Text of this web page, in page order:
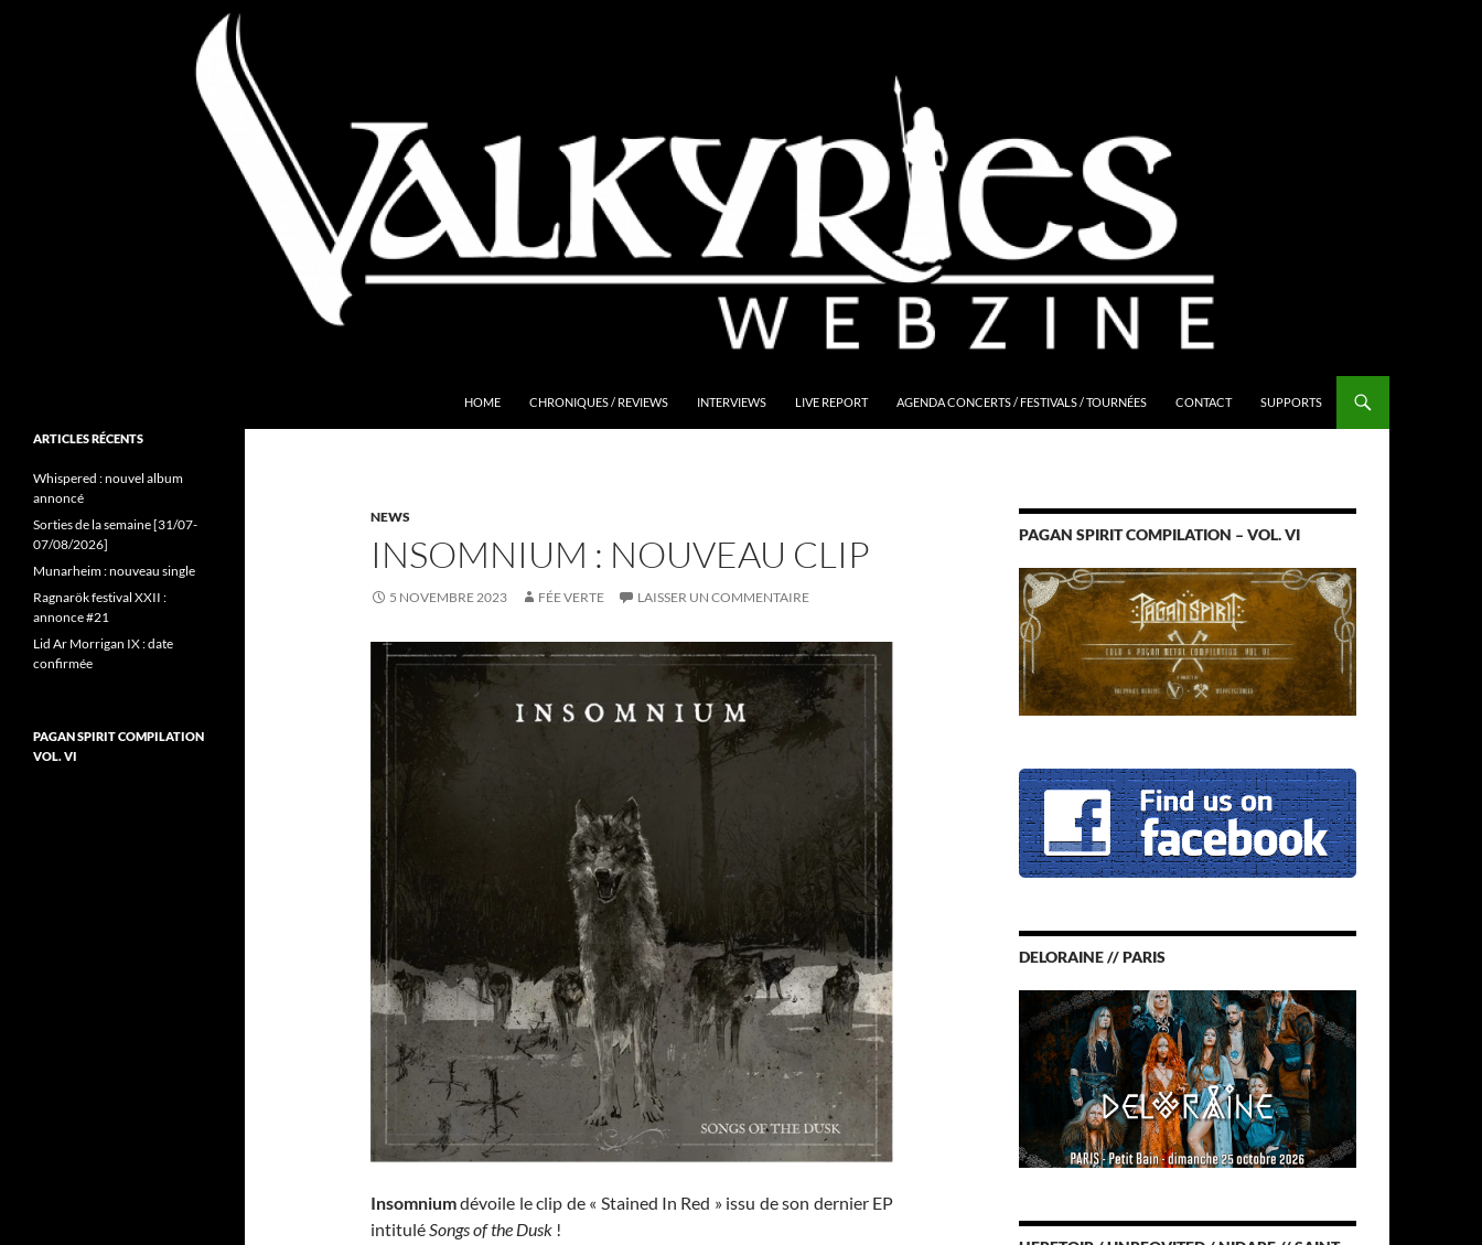
HOME CHRONIQUES / REVIEWS INTERVIEWS LIVE REPORT AGENDA CONCERTS / FESTIVALS / TOURNÉES CONTACT SUPPORTS
NEWS
INSOMNIUM : NOUVEAU CLIP
5 NOVEMBRE 2023 FÉE VERTE LAISSER UN COMMENTAIRE
Insomniumdévoile le clip de « Stained In Red » issu de son dernier EP
intituléSongs of the Dusk !
PAGAN SPIRIT COMPILATION – VOL. VI
DELORAINE // PARIS
Folk Pagan Webzine
ARTICLES RÉCENTS
Whispered : nouvel album
annoncé
Sorties de la semaine [31/07-
07/08/2026]
Munarheim : nouveau single
Ragnarök festival XXII :
annonce #21
Lid Ar Morrigan IX : date
confirmée
PAGAN SPIRIT COMPILATION
VOL. VI